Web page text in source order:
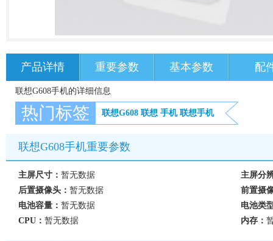
产品详情 重要参数 基本参数 配
联想G608手机的详细信息
热门标签 联想G608 联想 手机 联想手机
联想G608手机重要参数
主屏尺寸： 暂无数据
主屏分
后置摄像头： 暂无数据
前置摄
电池容量： 暂无数据
电池类
CPU： 暂无数据 内存：